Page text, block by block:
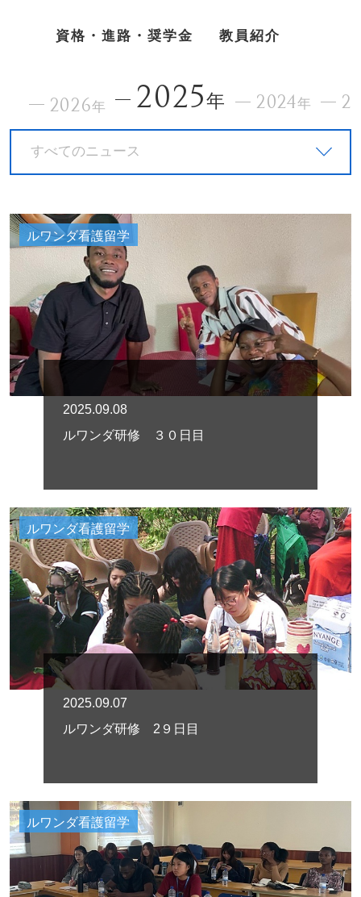
資格・進路・奨学金 教員紹介
2026年 2025年 2024年
すべてのニュース
ルワンダ看護留学
2025.09.08
ルワンダ研修 ３０日目
ルワンダ看護留学
2025.09.07
ルワンダ研修 2９日目
ルワンダ看護留学